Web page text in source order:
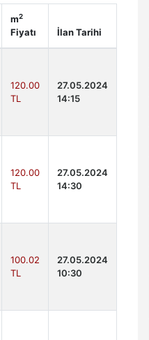
m2
Fiyatı İlan Tarihi
120.00
TL
27.05.2024
14:15
120.00
TL
27.05.2024
14:30
100.02
TL
27.05.2024
10:30